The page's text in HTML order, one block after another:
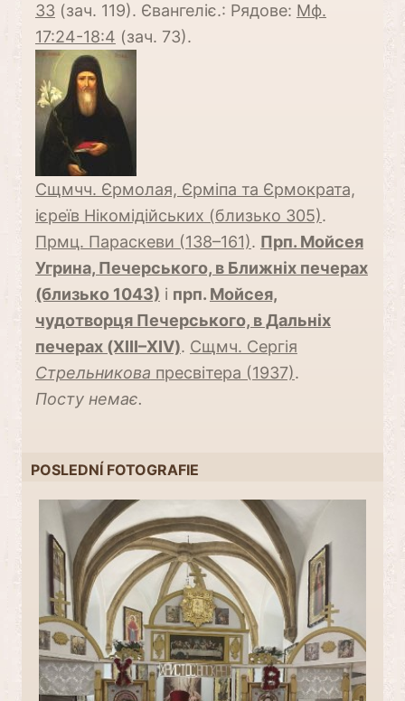
33 (зач. 119). Євангеліє.: Рядове: Мф.
17:24-18:4 (зач. 73).
Сщмчч. Єрмолая, Єрміпа та Єрмократа,
ієреїв Нікомідійських (близько 305).
Прмц. Параскеви (138–161). Прп. Мойсея
Угрина, Печерського, в Ближніх печерах
(близько 1043) і прп. Мойсея,
чудотворця Печерського, в Дальніх
печерах (XIII–XIV). Сщмч. Сергія
Стрельникова пресвітера (1937).
Посту немає.
POSLEDNÍ FOTOGRAFIE